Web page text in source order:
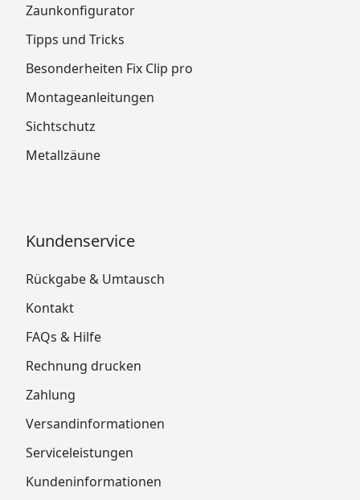
Zaunkonfigurator
Tipps und Tricks
Besonderheiten Fix Clip pro
Montageanleitungen
Sichtschutz
Metallzäune
Kundenservice
Rückgabe & Umtausch
Kontakt
FAQs & Hilfe
Rechnung drucken
Zahlung
Versandinformationen
Serviceleistungen
Kundeninformationen